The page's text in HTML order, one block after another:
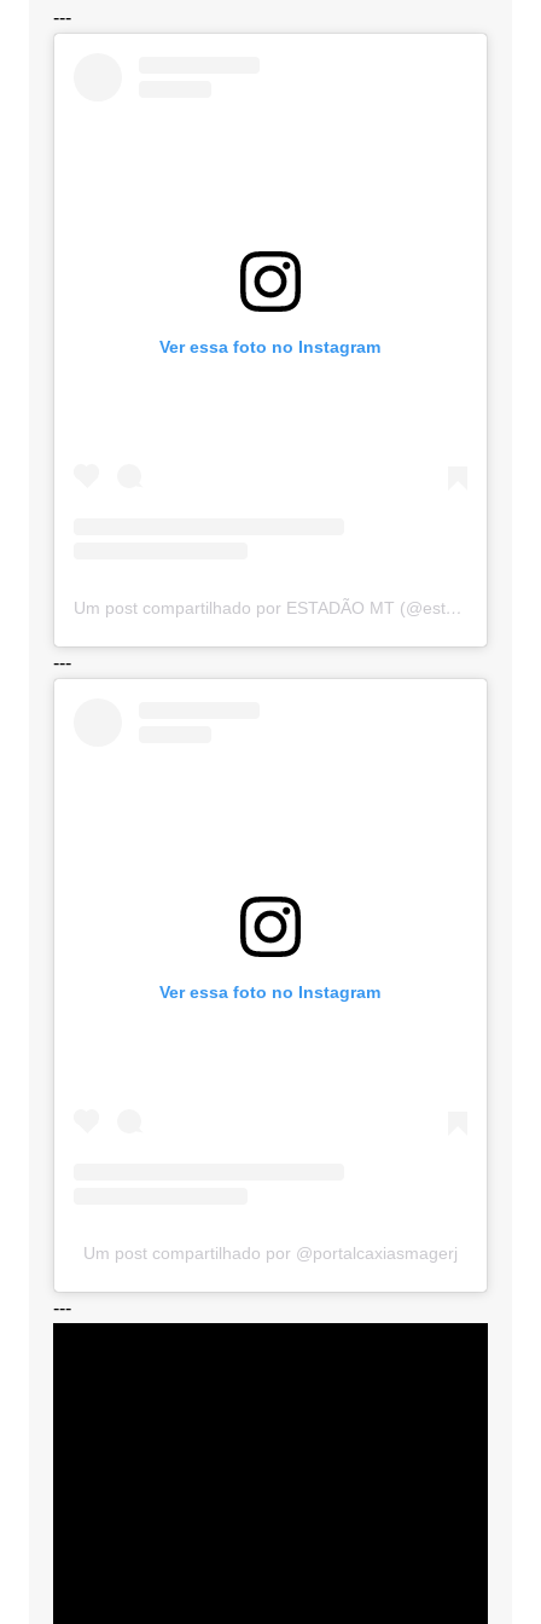
---
Ver essa foto no Instagram
Um post compartilhado por ESTADÃO MT (@estadaomt)
---
Ver essa foto no Instagram
Um post compartilhado por @portalcaxiasmagerj
---